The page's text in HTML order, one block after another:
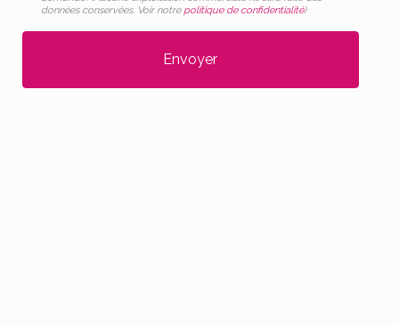
données conservées. Voir notre politique de confidentialité)